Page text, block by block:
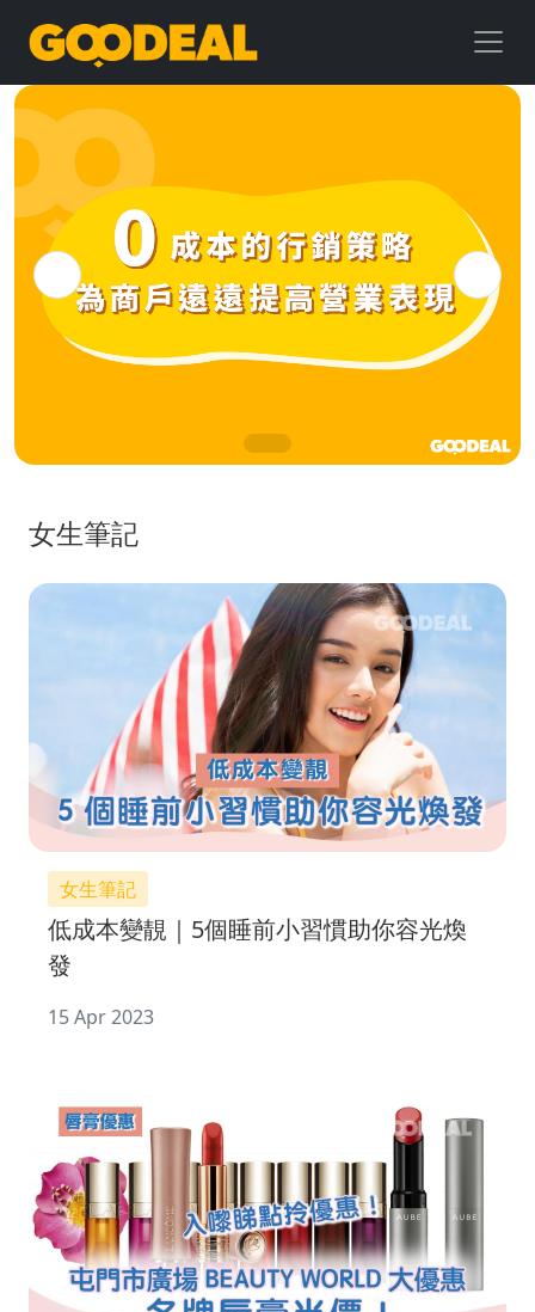
GOODEAL
早
早
鳥
女生筆記
女生筆記
低成本變靚｜5個睡前小習慣助你容光煥
發
15 Apr 2023